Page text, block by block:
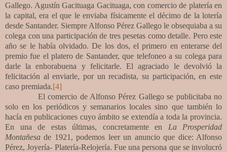
Gallego. Agustín Gacituaga Gacituaga, con comercio de platería en
la capital, era el que le enviaba físicamente el décimo de la lotería
desde Santander. Siempre Alfonso Pérez Gallego le obsequiaba a su
colega con una participación de tres pesetas como detalle. Pero este
año se le había olvidado. De los dos, el primero en enterarse del
premio fue el platero de Santander, que telefoneo a su colega para
darle la enhorabuena y felicitarle. El agraciado le devolvió la
felicitación al enviarle, por un recadista, su participación, en este
caso premiada.[4]
El comercio de Alfonso Pérez Gallego se publicitaba no
solo en los periódicos y semanarios locales sino que también lo
hacía en publicaciones cuyo ámbito se extendía a toda la provincia.
En una de estas últimas, concretamente en La Prosperidad
Montañesa de 1921, podemos leer un anuncio que dice: Alfonso
Pérez, Joyería- Platería-Relojería. Fue una persona que se involucró